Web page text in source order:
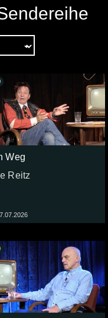
Weg
Reitz